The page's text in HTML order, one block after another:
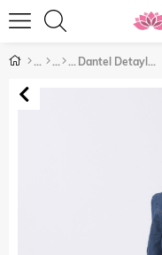
Dantel Detaylı Kot Elbise Koyu Kot 8125